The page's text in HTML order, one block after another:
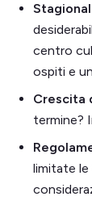
centro
ospiti e
Crescita
termine?
limitate